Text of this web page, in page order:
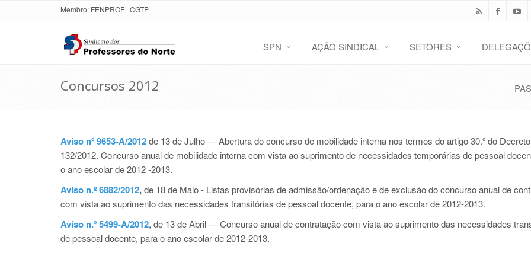
Membro: FENPROF | CGTP
SPN AÇÃO SINDICAL SETORES
Concursos 2012
Aviso nº 9653-A/2012de 13 de Julho — Abertura do concurso de mobilidade interna nos termos do artigo 30.º do
132/2012. Concurso anual de mobilidade interna com vista ao suprimento de necessidades temporárias de pessoal
o ano escolar de 2012 -2013.
Aviso n.º 6882/2012,de 18 de Maio - Listas provisórias de admissão/ordenação e de exclusão do concurso anual de
com vista ao suprimento das necessidades transitórias de pessoal docente, para o ano escolar de 2012-2013.
Aviso n.º 5499-A/2012, de 13 de Abril —Concurso anual de contratação com vista ao suprimento das necessidades
de pessoal docente, para o ano escolar de 2012-2013.